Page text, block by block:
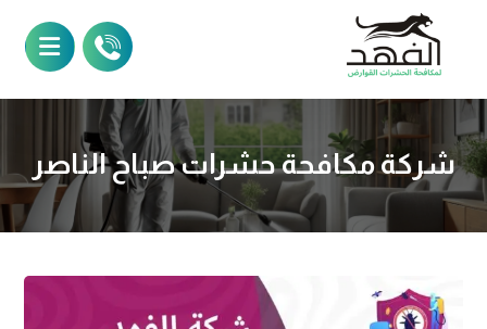
شركة مكافحة حشرات صباح الناصر